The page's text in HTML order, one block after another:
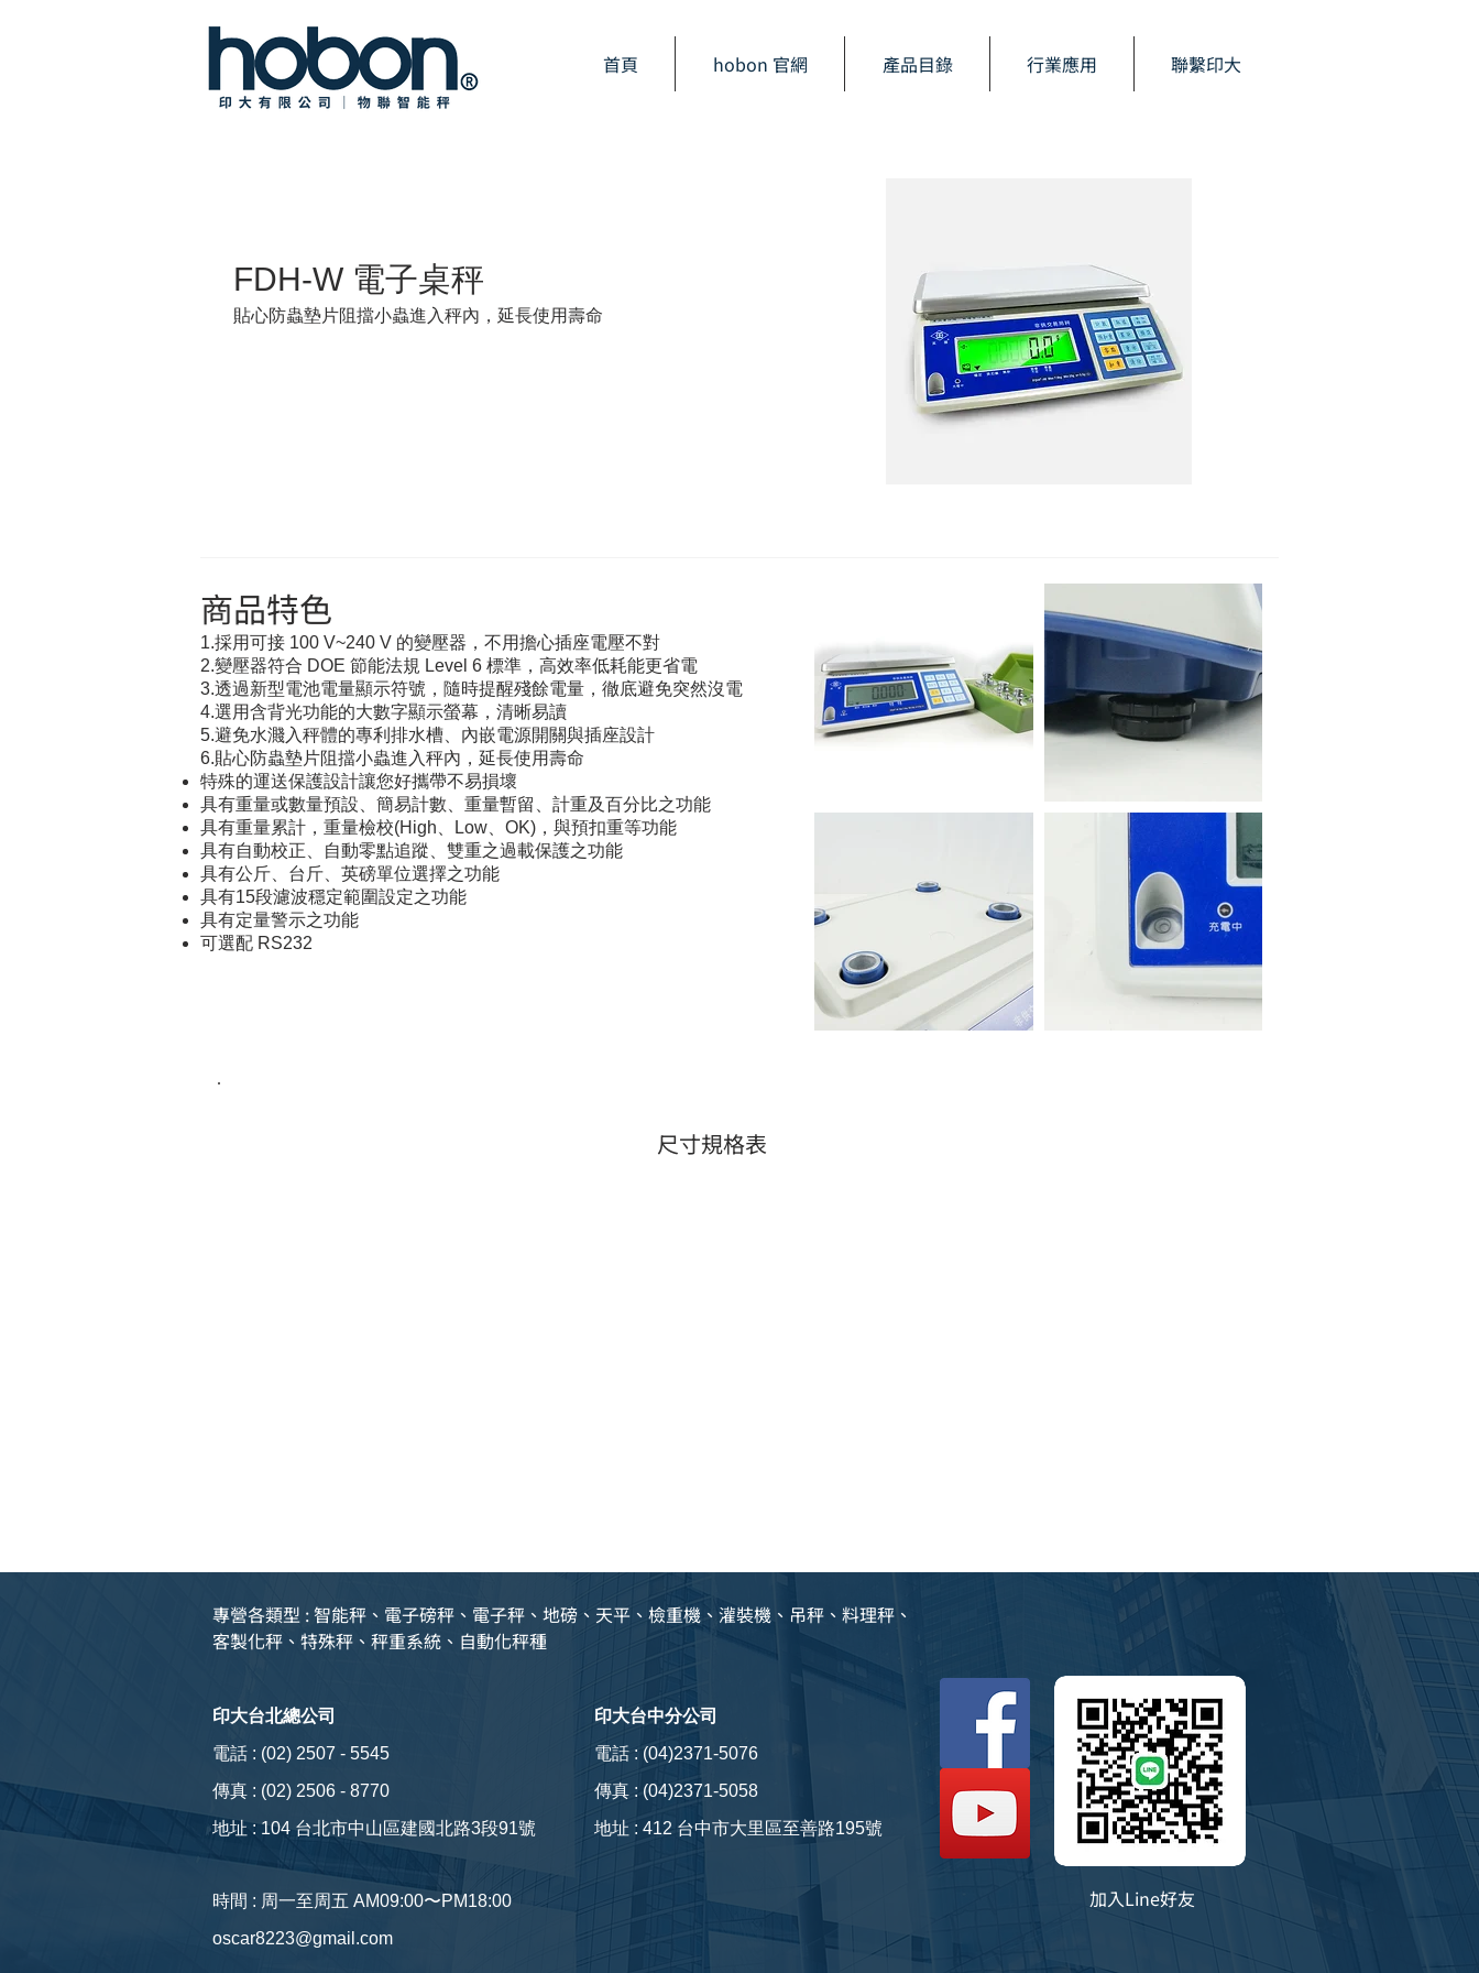
首頁 hobon 官網 產品目錄 行業應用 聯繫印大
FDH-W 電子桌秤
貼心防蟲墊片阻擋小蟲進入秤內，延長使用壽命
商品特色
1.採用可接 100 V~240 V 的變壓器，不用擔心插座電壓不對
2.變壓器符合 DOE 節能法規 Level 6 標準，高效率低耗能更省電
3.透過新型電池電量顯示符號，隨時提醒殘餘電量，徹底避免突然沒電
4.選用含背光功能的大數字顯示螢幕，清晰易讀
5.避免水濺入秤體的專利排水槽、內嵌電源開關與插座設計
6.貼心防蟲墊片阻擋小蟲進入秤內，延長使用壽命
特殊的運送保護設計讓您好攜帶不易損壞
具有重量或數量預設、簡易計數、重量暫留、計重及百分比之功能
具有重量累計，重量檢校(High、Low、OK)，與預扣重等功能
具有自動校正、自動零點追蹤、雙重之過載保護之功能
具有公斤、台斤、英磅單位選擇之功能
具有15段濾波穩定範圍設定之功能
具有定量警示之功能
可選配 RS232
尺寸規格表
專營各類型 : 智能秤、電子磅秤、電子秤、地磅、天平、檢重機、灌裝機、吊秤、料理秤、
客製化秤、特殊秤、秤重系統、自動化秤種
印大台北總公司
電話 : (02) 2507 - 5545
傳真 : (02) 2506 - 8770
​地址 : 104 台北市中山區建國北路3段91號
時間 : 周一至周五 AM09:00〜PM18:00
oscar8223@gmail.com
印大台中分公司
電話 : (04)2371-5076
傳真 : (04)2371-5058
​地址 : 412 台中市大里區至善路195號
加入Line好友